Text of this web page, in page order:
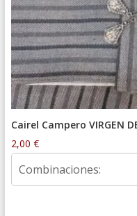
Cairel Campero VIRGEN
2,00 €
Combinaciones: